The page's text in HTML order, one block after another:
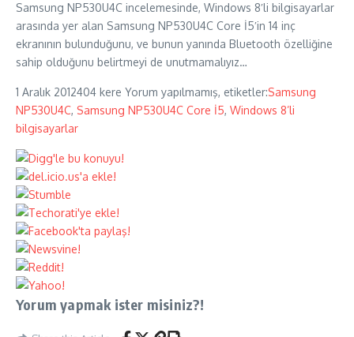
Samsung NP530U4C incelemesinde, Windows 8′li bilgisayarlar
arasında yer alan Samsung NP530U4C Core İ5′in 14 inç
ekranının bulunduğunu, ve bunun yanında Bluetooth özelliğine
sahip olduğunu belirtmeyi de unutmamalıyız…
1 Aralık 2012404 kere Yorum yapılmamış, etiketler:Samsung
NP530U4C, Samsung NP530U4C Core İ5, Windows 8’li
bilgisayarlar
Yorum yapmak ister misiniz?!